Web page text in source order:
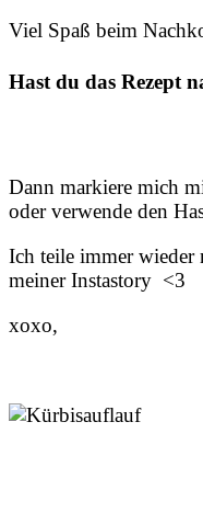
Viel Spaß beim
Hast du das Rezept
Dann markiere mich
oder verwende den
Ich teile immer wieder
meiner Instastory <3
xoxo,